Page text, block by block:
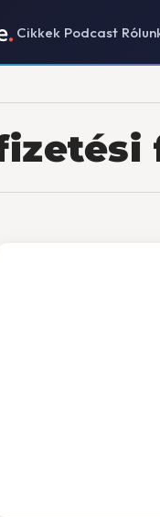
Cikkek Podcast